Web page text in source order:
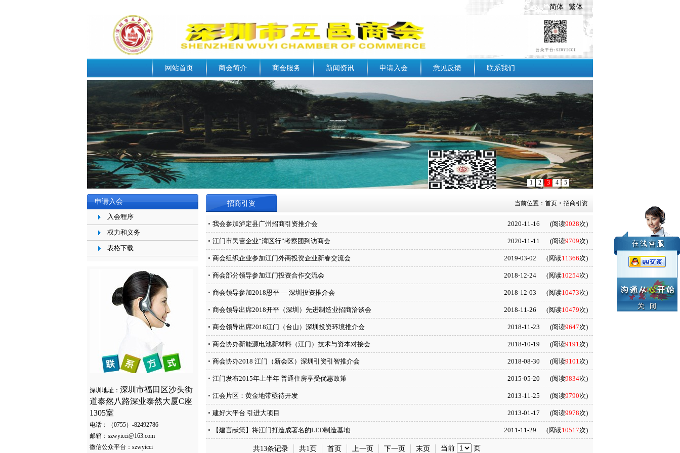
繁体
简体
网站首页 商会简介 商会服务 新闻资讯 申请入会 意见反馈 联系我们
1 2 3 4 5
申请入会
入会程序
权力和义务
表格下载
深圳地址： 深圳市福田区沙头街
道泰然八路深业泰然大厦C座
1305室
电话：（0755）-82492786
邮箱：szwyicci@163.com
微信公众平台：szwyicci
招商引资 当前位置： 首页 > 招商引资
我会参加泸定县广州招商引资推介会 (阅读9028次)
2020-11-16
江门市民营企业“湾区行”考察团到访商会 (阅读9709次)
2020-11-11
商会组织企业参加江门外商投资企业新春交流会 (阅读11366次)
2019-03-02
商会部分领导参加江门投资合作交流会 (阅读10254次)
2018-12-24
商会领导参加2018恩平 — 深圳投资推介会 (阅读10473次)
2018-12-03
商会领导出席2018开平（深圳）先进制造业招商洽谈会 (阅读10479次)
2018-11-26
商会领导出席2018江门（台山）深圳投资环境推介会 (阅读9647次)
2018-11-23
商会协办新能源电池新材料（江门）技术与资本对接会 (阅读9191次)
2018-10-19
商会协办2018 江门（新会区）深圳引资引智推介会 (阅读9101次)
2018-08-30
江门发布2015年上半年 普通住房享受优惠政策 (阅读9834次)
2015-05-20
江会片区：黄金地带亟待开发 (阅读9790次)
2013-11-25
建好大平台 引进大项目 (阅读9978次)
2013-01-17
【建言献策】将江门打造成著名的LED制造基地 (阅读10517次)
2011-11-29
共13条记录 共1页 首页 上一页 下一页 末页 当前 页